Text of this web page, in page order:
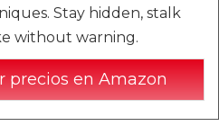
Stay hidden, stalk
without warning.
precios en Amazon